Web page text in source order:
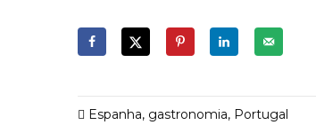
Espanha, gastronomia, Portugal